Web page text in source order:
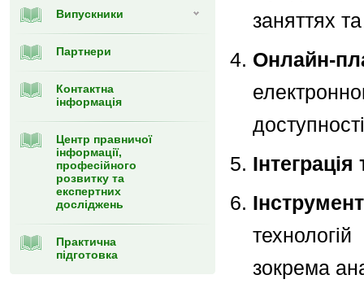
Випускники
Партнери
Контактна
інформація
Центр правничої
інформації,
професійного
розвитку та
експертних
досліджень
Практична
підготовка
заняттях
Онлайн-
зокрема